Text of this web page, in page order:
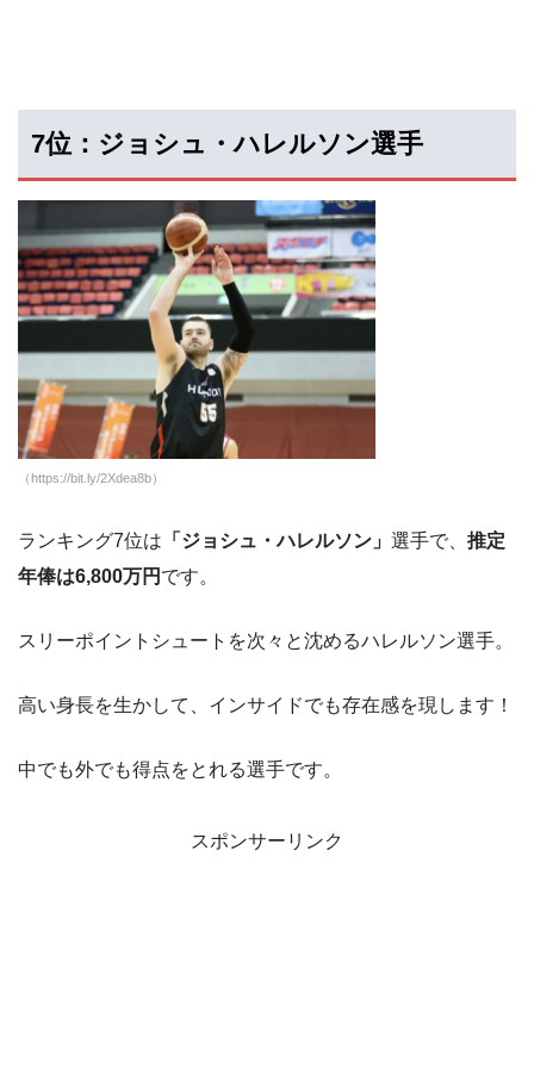
7位：ジョシュ・ハレルソン選手
（https://bit.ly/2Xdea8b）
ランキング7位は 「ジョシュ・ハレルソン」 選手で、 推定
年俸は6,800万円 です。
スリーポイントシュートを次々と沈めるハレルソン選手。
高い身長を生かして、インサイドでも存在感を現します！
中でも外でも得点をとれる選手です。
スポンサーリンク